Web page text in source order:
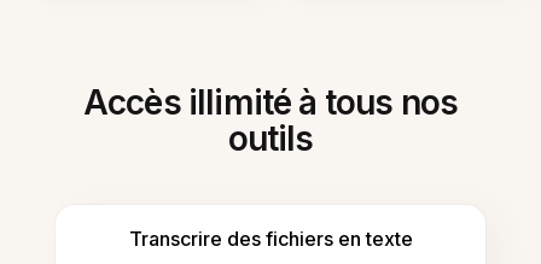
Accès illimité à tous nos
outils
Transcrire des fichiers en texte